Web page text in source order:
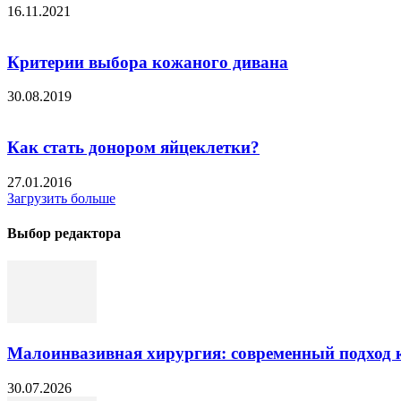
16.11.2021
Критерии выбора кожаного дивана
30.08.2019
Как стать донором яйцеклетки?
27.01.2016
Загрузить больше
Выбор редактора
Малоинвазивная хирургия: современный подход
30.07.2026